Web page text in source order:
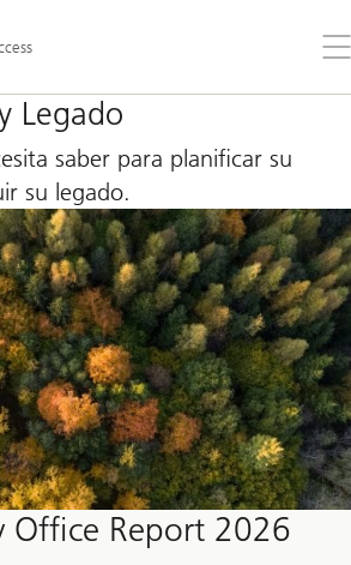
el
Legado
saber para planificar su
su legado.
Office Report 2026